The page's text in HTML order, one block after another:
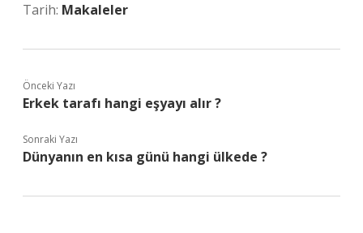
Tarih: Makaleler
Önceki Yazı
Erkek tarafı hangi eşyayı alır ?
Sonraki Yazı
Dünyanın en kısa günü hangi ülkede ?